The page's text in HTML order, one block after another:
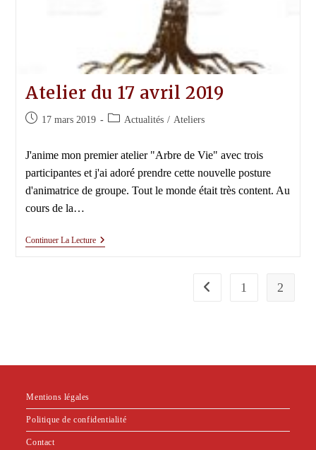
Atelier du 17 avril 2019
Publication
17 mars 2019
Post Actualités / Ateliers
J'anime mon premier atelier "Arbre de Vie" avec trois
participantes et j'ai adoré prendre cette nouvelle posture
d'animatrice de groupe. Tout le monde était très content. Au
cours de la…
Continuer La LectureAtelier
Go to the previous page
1 2
Mentions légales
Politique de confidentialité
Contact